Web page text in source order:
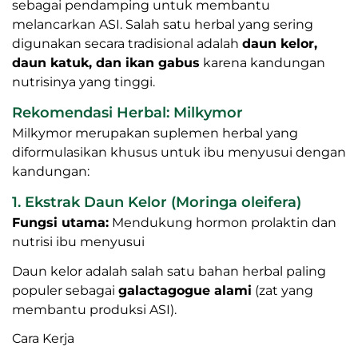
Peran Herbal dalam Membantu
Produksi ASI
Selain makanan harian, sebagian ibu memilih herbal
sebagai pendamping untuk membantu
melancarkan ASI. Salah satu herbal yang sering
digunakan secara tradisional adalahdaun kelor,
daun katuk, dan ikan gabus
Rekomendasi Herbal: Milkymor
Milkymor merupakan suplemen herbal yang
kandungan: